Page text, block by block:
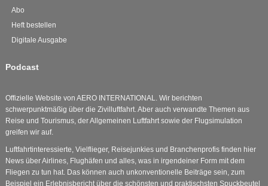
Abo
Heft bestellen
Digitale Ausgabe
Podcast
Offizielle Website von AERO INTERNATIONAL. Wir berichten
schwerpunktmäßig über die Zivilluftfahrt. Aber auch verwandte Themen aus
Reise und Tourismus, der Allgemeinen Luftfahrt sowie der Flugsimulation
greifen wir auf.
Luftfahrtinteressierte, Vielflieger, Reisejunkies und Branchenprofis finden hier
News über Airlines, Flughäfen und alles, was in irgendeiner Form mit dem
Fliegen zu tun hat. Das können auch unkonventionelle Beiträge sein, zum
Beispiel ein Erlebnisbericht über die schönsten und praktischsten Spuckbeutel